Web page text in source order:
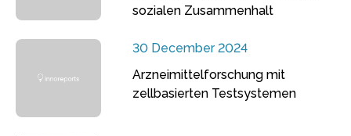
sozialen Zusammenhalt
30 December 2024
Arzneimittelforschung mit
zellbasierten Testsystemen